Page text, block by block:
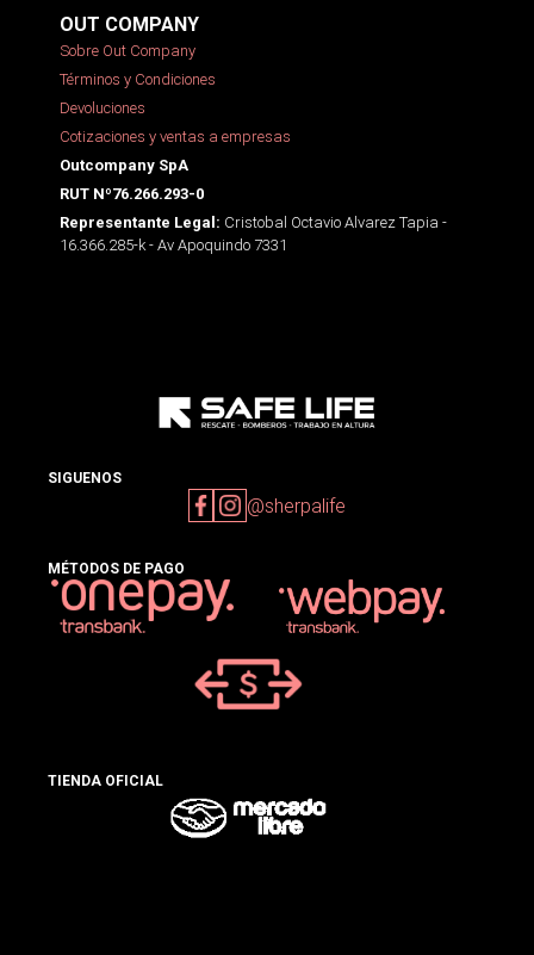
OUT COMPANY
Sobre Out Company
Términos y Condiciones
Devoluciones
Cotizaciones y ventas a empresas
Outcompany SpA
RUT Nº76.266.293-0
Representante Legal: Cristobal Octavio Alvarez Tapia -
16.366.285-k - Av Apoquindo 7331
SIGUENOS
@sherpalife
MÉTODOS DE PAGO
TIENDA OFICIAL